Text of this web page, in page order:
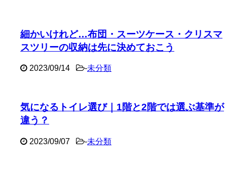
細かいけれど…布団・スーツケース・クリスマ
スツリーの収納は先に決めておこう
2023/09/14 -未分類
気になるトイレ選び｜1階と2階では選ぶ基準が
違う？
2023/09/07 -未分類